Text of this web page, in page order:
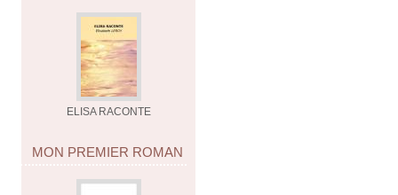
ELISA RACONTE
MON PREMIER ROMAN